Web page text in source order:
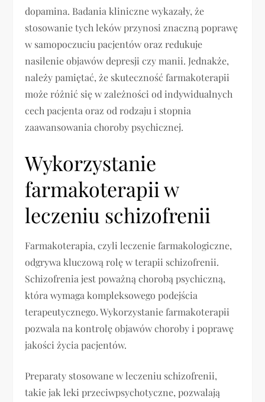
dopamina. Badania kliniczne wykazały, że
stosowanie tych leków przynosi znaczną poprawę
w samopoczuciu pacjentów oraz redukuje
nasilenie objawów depresji czy manii. Jednakże,
należy pamiętać, że skuteczność farmakoterapii
może różnić się w zależności od indywidualnych
cech pacjenta oraz od rodzaju i stopnia
zaawansowania choroby psychicznej.
Wykorzystanie
farmakoterapii w
leczeniu schizofrenii
Farmakoterapia, czyli leczenie farmakologiczne,
odgrywa kluczową rolę w terapii schizofrenii.
Schizofrenia jest poważną chorobą psychiczną,
która wymaga kompleksowego podejścia
terapeutycznego. Wykorzystanie farmakoterapii
pozwala na kontrolę objawów choroby i poprawę
jakości życia pacjentów.
Preparaty stosowane w leczeniu schizofrenii,
takie jak leki przeciwpsychotyczne, pozwalają